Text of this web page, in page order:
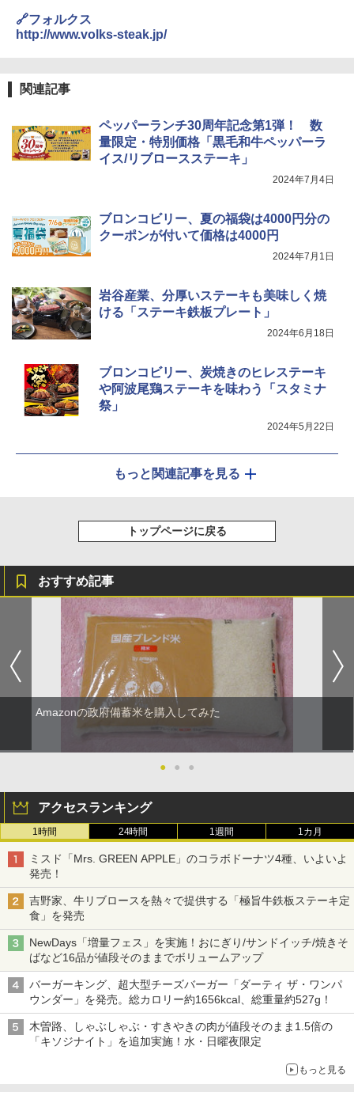
🔗フォルクス
http://www.volks-steak.jp/
関連記事
ペッパーランチ30周年記念第1弾！ 数
量限定・特別価格「黒毛和牛ペッパーラ
イス/リブロースステーキ」
2024年7月4日
ブロンコビリー、夏の福袋は4000円分の
クーポンが付いて価格は4000円
2024年7月1日
岩谷産業、分厚いステーキも美味しく焼
ける「ステーキ鉄板プレート」
2024年6月18日
ブロンコビリー、炭焼きのヒレステーキ
や阿波尾鶏ステーキを味わう「スタミナ
祭」
2024年5月22日
もっと関連記事を見る
トップページに戻る
おすすめ記事
Amazonの政府備蓄米を購入してみた
● ● ●
アクセスランキング
1時間 24時間 1週間 1カ月
ミスド「Mrs. GREEN APPLE」のコラボドーナツ4種、いよいよ
発売！
吉野家、牛リブロースを熱々で提供する「極旨牛鉄板ステーキ定
食」を発売
NewDays「増量フェス」を実施！おにぎり/サンドイッチ/焼きそ
ばなど16品が値段そのままでボリュームアップ
バーガーキング、超大型チーズバーガー「ダーティ ザ・ワンパ
ウンダー」を発売。総カロリー約1656kcal、総重量約527g！
木曽路、しゃぶしゃぶ・すきやきの肉が値段そのまま1.5倍の
「キソジナイト」を追加実施！水・日曜夜限定
もっと見る